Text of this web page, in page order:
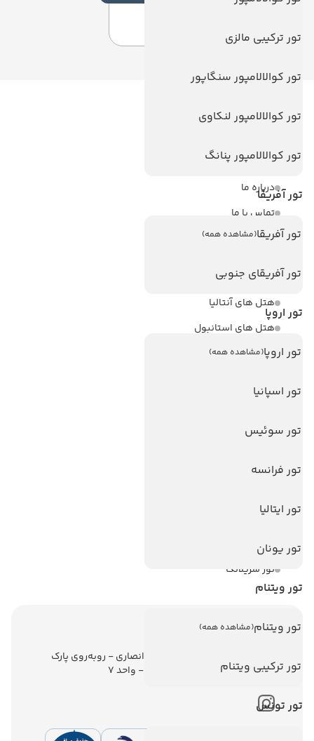
تور ترکیبی مالزی
تور کوالالامپور سنگاپور
تور کوالالامپور لنکاوی
تور کوالالامپور پنانگ
تور آفریقا
تور آفریقا(مشاهده همه)
تور آفریقای جنوبی
تور اروپا
تور اروپا(مشاهده همه)
تور اسپانیا
تور سوئیس
تور فرانسه
تور ایتالیا
تور یونان
تور ویتنام
تور ویتنام(مشاهده همه)
تور ترکیبی ویتنام
تور تونس
لینک های مفید
ویزا کانادا
درباره ما
تماس با ما
مجله گردشگری
هتل های پر بازدید
هتل های آنتالیا
هتل های استانبول
هتل های تایلند
تور استانبول
تور پوکت
تور بالی
تور سریلانکا
اطلاعات تماس
تهران - ولیعصر - نبش کوچه انصاری - روبه‌روی پارک
ملت - برج ملت - طبقه ششم - واحد 7